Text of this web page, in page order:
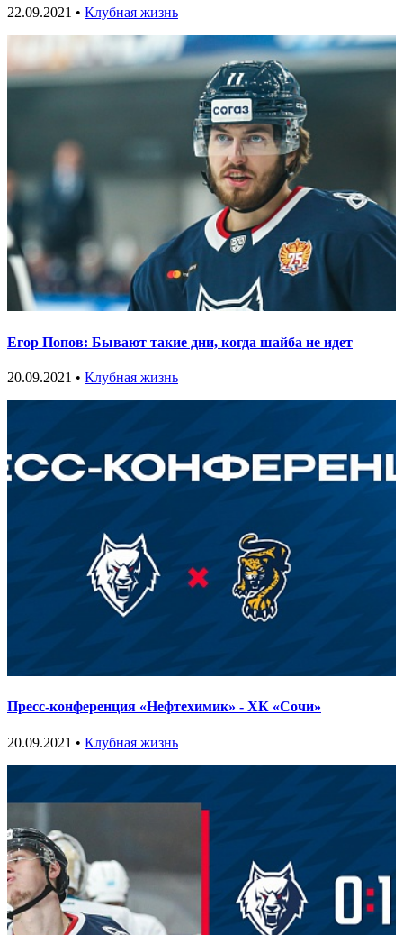
22.09.2021 • Клубная жизнь
Егор Попов: Бывают такие дни, когда шайба не идет
20.09.2021 • Клубная жизнь
Пресс-конференция «Нефтехимик» - ХК «Сочи»
20.09.2021 • Клубная жизнь